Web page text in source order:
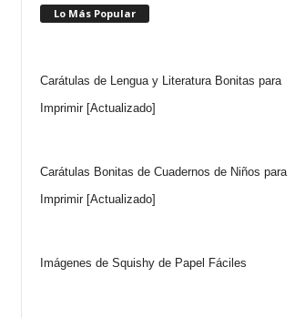
Lo Más Popular
Carátulas de Lengua y Literatura Bonitas para
Imprimir [Actualizado]
Carátulas Bonitas de Cuadernos de Niños para
Imprimir [Actualizado]
Imágenes de Squishy de Papel Fáciles